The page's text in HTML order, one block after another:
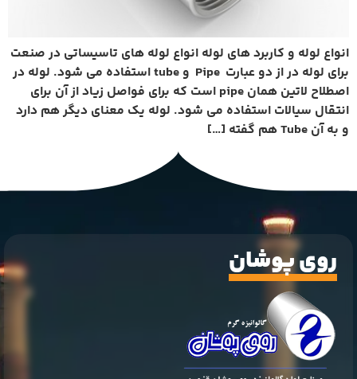
انواع لوله و کاربرد های لوله انواع لوله های تاسیساتی در صنعت
برای لوله در از دو عبارت Pipe و tube استفاده می شود. لوله در
اصطلاح لاتین همان pipe است که برای فواصل زیاد از آن برای
انتقال سیالات استفاده می شود. لوله یک معنای دیگر هم دارد
و به آن Tube هم گفته […]
روی پوشان